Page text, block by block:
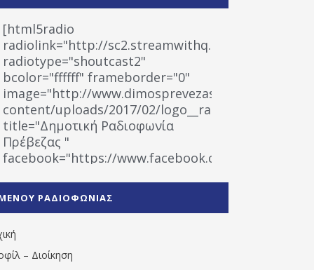
[html5radio
radiolink="http://sc2.streamwithq.com:8028/
radiotype="shoutcast2"
bcolor="ffffff" frameborder="0"
image="http://www.dimosprevezas.gr/wp-
content/uploads/2017/02/logo__radiofonias.jpg"
title="Δημοτική Ραδιοφωνία
Πρέβεζας "
facebook="https://www.facebook.com/
1531194763766854/" artist="" ]
ΡΑΔΙΟΦΩΝΙΑΣ
– Διοίκηση